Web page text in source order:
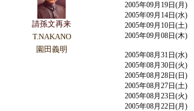
請孫文再来
T.NAKANO
園田義明
2005年09月19日(月)
2005年09月14日(水)
2005年09月10日(土)
2005年09月08日(木)
2005年08月31日(水)
2005年08月30日(火)
2005年08月28日(日)
2005年08月27日(土)
2005年08月23日(火)
2005年08月22日(月)